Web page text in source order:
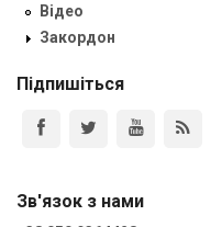
Відео
Закордон
Підпишіться
Зв'язок з нами